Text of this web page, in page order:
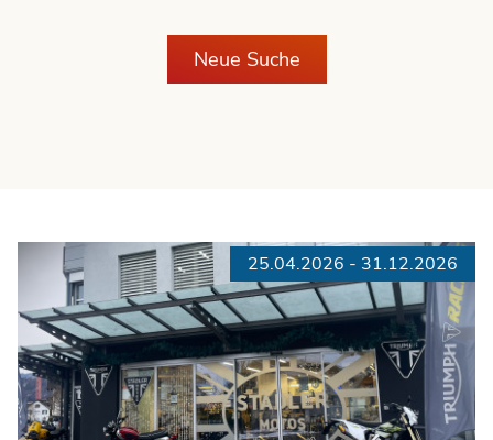
Neue Suche
25.04.2026 - 31.12.2026